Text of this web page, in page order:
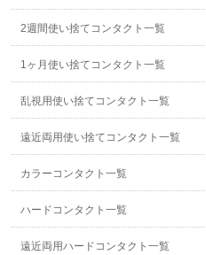
2週間使い捨てコンタクト一覧
1ヶ月使い捨てコンタクト一覧
乱視用使い捨てコンタクト一覧
遠近両用使い捨てコンタクト一覧
カラーコンタクト一覧
ハードコンタクト一覧
遠近両用ハードコンタクト一覧